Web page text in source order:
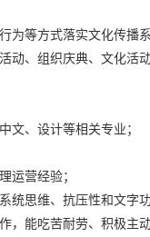
为等方式落实文化传播
动、组织庆典、文化活
文、设计等相关专业；
运营经验；
统思维、抗压性和文字
，能吃苦耐劳、积极主